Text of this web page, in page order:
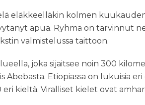
eläkkeelläkin kolmen
apua. Ryhmä on tarvinnut
valmistelussa taittoon.
joka sijaitsee noin 300
Abebasta. Etiopiassa on lukuisia eri
kieltä. Viralliset kielet ovat